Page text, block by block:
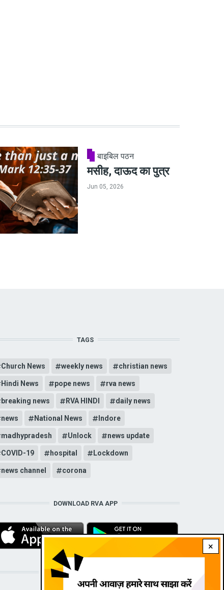
बाइबिल पठन
मसीह, दाऊद का पुत्र
Jun 05, 2026
×
TAGS
Church News weekly news christian news
Hindi News pope news rva news
breaking news RVA HINDI daily news
news National News Indore
madhypradesh Unlock news update
COVID-19 hospital Lockdown
news channel corona
DOWNLOAD RVA APP
STAY CONNECTED WITH US!